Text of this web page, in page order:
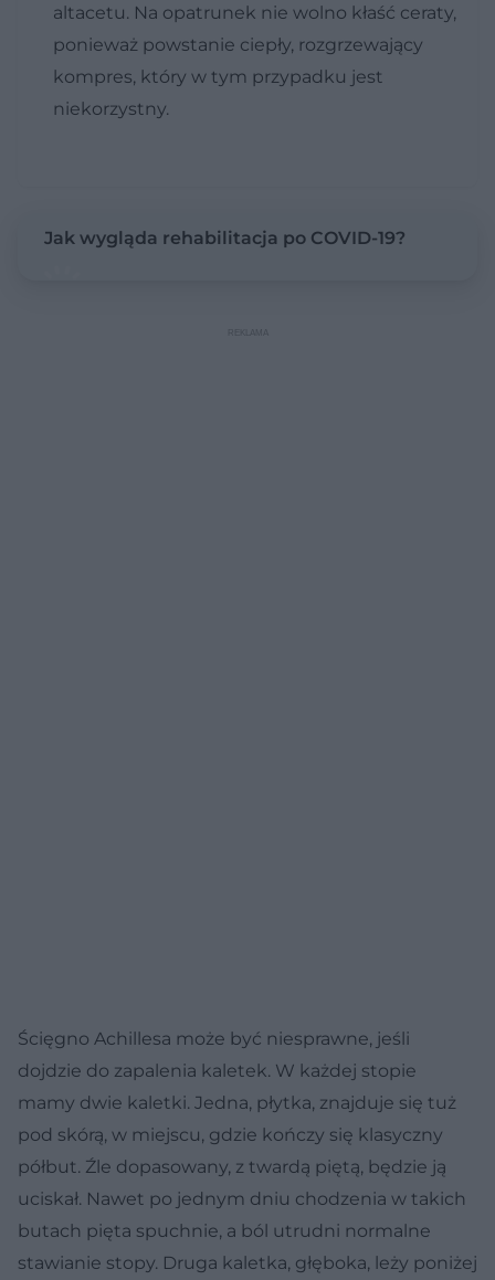
altacetu. Na opatrunek nie wolno kłaść ceraty,
ponieważ powstanie ciepły, rozgrzewający
kompres, który w tym przypadku jest
niekorzystny.
Jak wygląda rehabilitacja po COVID-19?
Ścięgno Achillesa może być niesprawne, jeśli
dojdzie do zapalenia kaletek. W każdej stopie
mamy dwie kaletki. Jedna, płytka, znajduje się tuż
pod skórą, w miejscu, gdzie kończy się klasyczny
półbut. Źle dopasowany, z twardą piętą, będzie ją
uciskał. Nawet po jednym dniu chodzenia w takich
butach pięta spuchnie, a ból utrudni normalne
stawianie stopy. Druga kaletka, głęboka, leży poniżej